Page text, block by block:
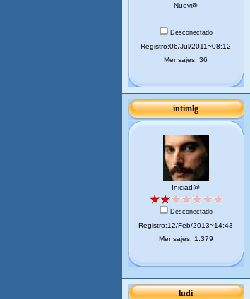
Nuev@
Desconectado
Registro:06/Jul/2011~08:12
Mensajes: 36
intimlg
Iniciad@
Desconectado
Registro:12/Feb/2013~14:43
Mensajes: 1.379
ludi